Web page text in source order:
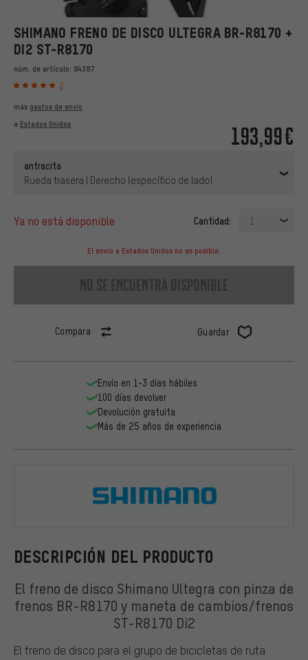
SHIMANO FRENO DE DISCO ULTEGRA BR-R8170 +
DI2 ST-R8170
núm. de artículo: 84387
2
193,99€
más gastos de envío
a Estados Unidos
antracita
Rueda trasera | Derecho (específico de lado)
ya no está disponible Cantidad: 1
El envío a Estados Unidos no es posible.
no se encuentra disponible
Compara Guardar
DESCRIPCIÓN DEL PRODUCTO
El freno de disco Shimano Ultegra con pinza de
frenos BR-R8170 y maneta de cambios/frenos
ST-R8170 Di2
El freno de disco para el grupo de bicicletas de ruta
Envío en 1-3 días hábiles
100 días devolver
Devolución gratuita
Más de 25 años de experiencia
Shimano